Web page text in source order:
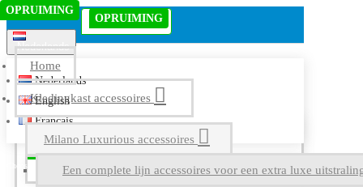
Menu
Nederlands
Nederlands
English
Français
Home
Kledingkast accessoires
Milano Luxurious accessoires
Een complete lijn accessoires voor een extra luxe
OP VOORRAAD
OPRUIMING
OPRUIMING